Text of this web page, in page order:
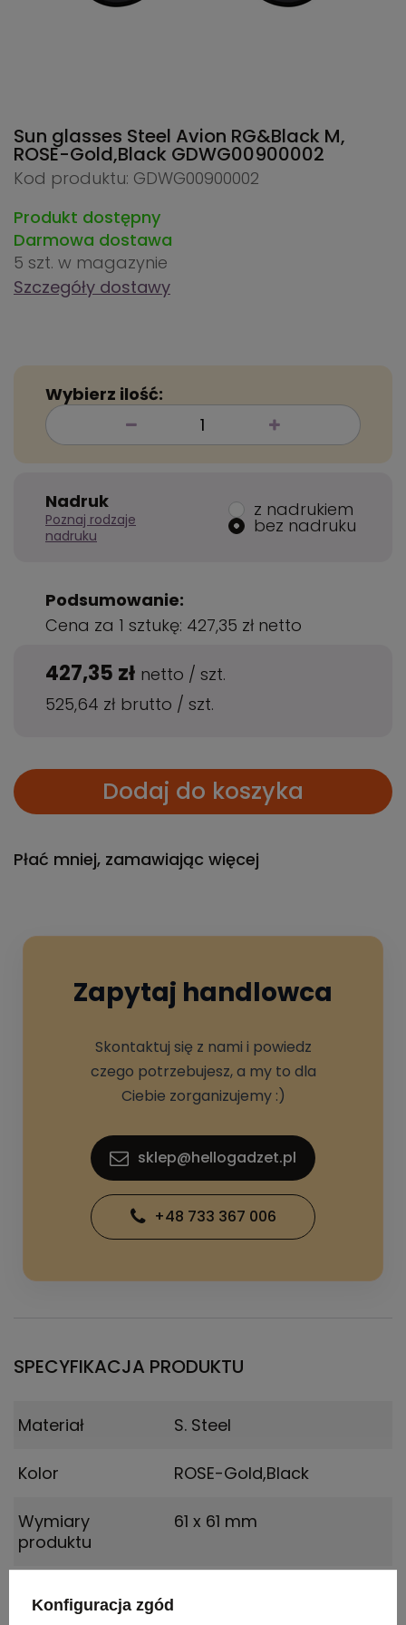
Sun glasses Steel Avion RG&Black M,
ROSE-Gold,Black GDWG00900002
Kod produktu: GDWG00900002
Produkt dostępny
Darmowa dostawa
5 szt. w magazynie
Szczegóły dostawy
Wybierz ilość:
Nadruk
Poznaj rodzaje
nadruku
z nadrukiem
bez nadruku
Podsumowanie:
Cena za 1 sztukę: 427,35 zł netto
427,35 zł netto / szt.
525,64 zł brutto / szt.
Dodaj do koszyka
Płać mniej, zamawiając więcej
Zapytaj handlowca
Skontaktuj się z nami i powiedz
czego potrzebujesz, a my to dla
Ciebie zorganizujemy :)
sklep@hellogadzet.pl
+48 733 367 006
SPECYFIKACJA PRODUKTU
Materiał S. Steel
Kolor ROSE-Gold,Black
Wymiary
produktu
61 x 61 mm
produktu (g)
Konfiguracja zgód